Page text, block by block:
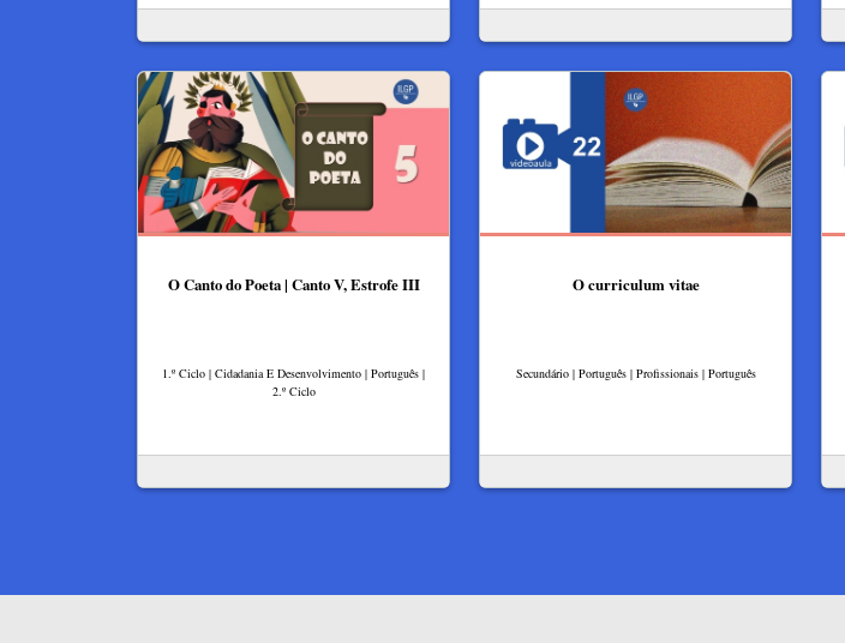
O Canto do Poeta | Canto V, Estrofe III
1.º Ciclo | Cidadania E Desenvolvimento | Português |
2.º Ciclo
O curriculum vitae
Secundário | Português | Profissionais | Português